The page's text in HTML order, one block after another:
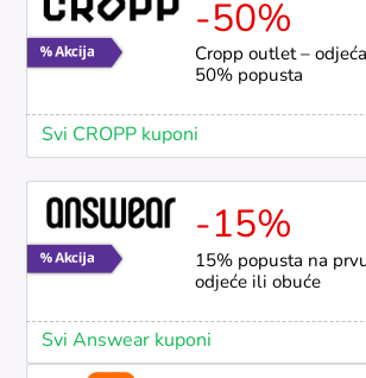
-50%
Cropp outlet –
50% popusta
Svi CROPP kuponi
-15%
15% popusta na
odjeće ili obuće
Svi Answear kuponi